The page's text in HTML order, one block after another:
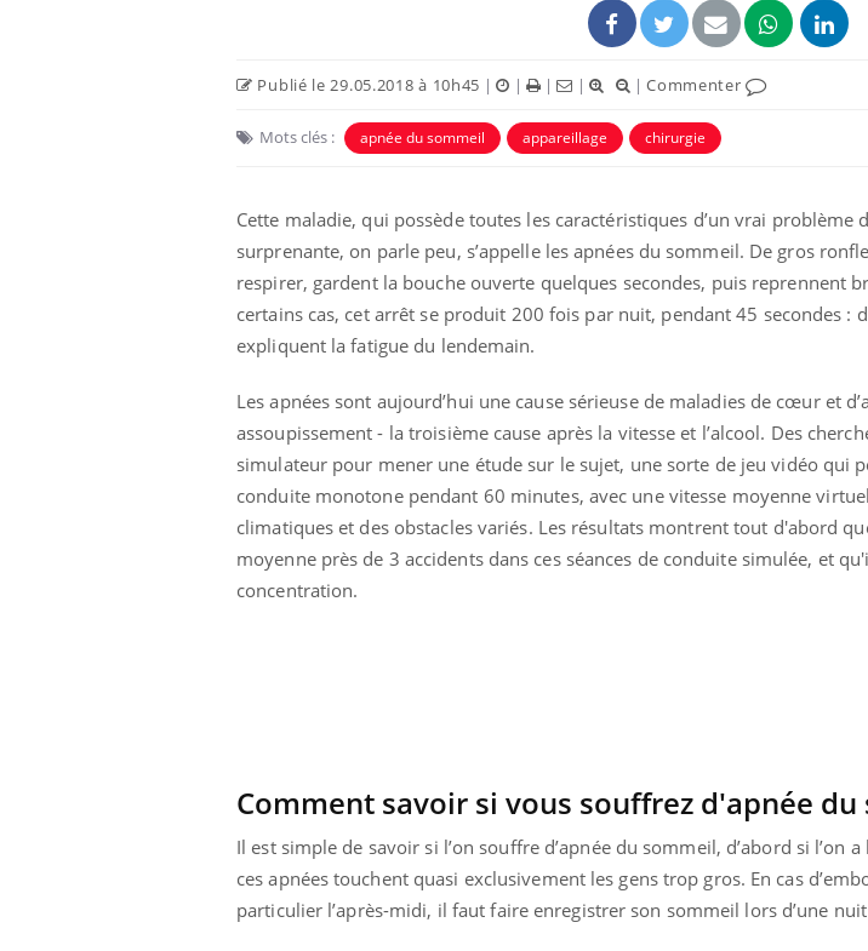
Publié le 29.05.2018 à 10h45 | | | | |Commenter
Mots clés : apnée du sommeil appareillage chirurgie
Cette maladie, qui possède toutes les caractéristiques d’un vrai problème
surprenante, on parle peu, s’appelle les apnées du sommeil. De gros
respirer, gardent la bouche ouverte quelques secondes, puis reprennent
certains cas, cet arrêt se produit 200 fois par nuit, pendant 45 secondes :
expliquent la fatigue du lendemain.
Les apnées sont aujourd’hui une cause sérieuse de maladies de cœur et
assoupissement - la troisième cause après la vitesse et l’alcool. Des
simulateur pour mener une étude sur le sujet, une sorte de jeu vidéo qui
conduite monotone pendant 60 minutes, avec une vitesse moyenne
climatiques et des obstacles variés. Les résultats montrent tout d'abord
moyenne près de 3 accidents dans ces séances de conduite simulée, et
concentration.
Comment savoir si vous souffrez d'apnée du
Il est simple de savoir si l’on souffre d’apnée du sommeil, d’abord si l’on
ces apnées touchent quasi exclusivement les gens trop gros. En cas
particulier l’après-midi, il faut faire enregistrer son sommeil lors d’une